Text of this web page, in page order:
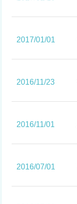
2017/01/01
2016/11/23
2016/11/01
2016/07/01